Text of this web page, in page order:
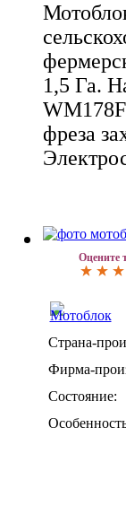
1,5 Га.
фреза
Оцените
Страна-
Фирма-
Состояние: